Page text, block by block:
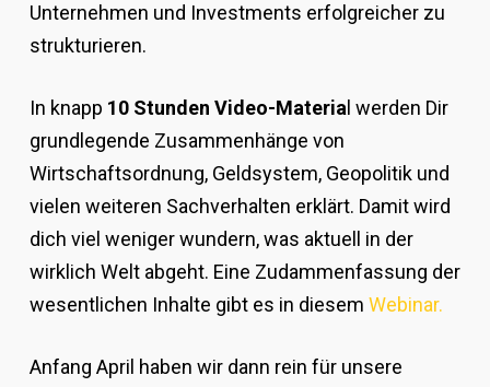
Unternehmen und Investments erfolgreicher zu
strukturieren.
In knapp 10 Stunden Video-Materia l werden Dir
grundlegende Zusammenhänge von
Wirtschaftsordnung, Geldsystem, Geopolitik und
vielen weiteren Sachverhalten erklärt. Damit wird
dich viel weniger wundern, was aktuell in der
wirklich Welt abgeht. Eine Zudammenfassung der
wesentlichen Inhalte gibt es in diesem Webinar.
Anfang April haben wir dann rein für unsere